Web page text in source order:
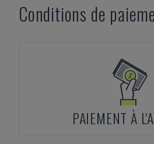
Conditions de
PAIEMENT À